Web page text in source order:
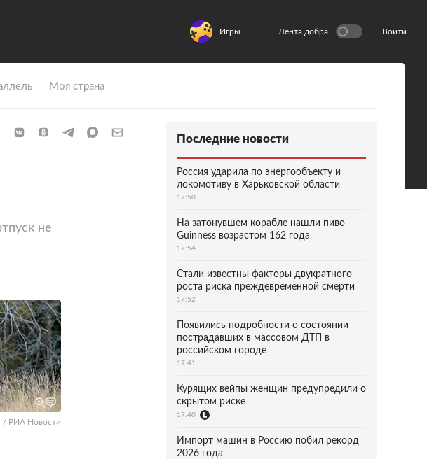
Игры Лента добра Войти
Моя страна
не
/ РИА Новости
Последние новости
Россия ударила по энергообъекту и
локомотиву в Харьковской области
17:50
На затонувшем корабле нашли пиво
Guinness возрастом 162 года
17:54
Стали известны факторы двукратного
роста риска преждевременной смерти
17:52
Появились подробности о состоянии
пострадавших в массовом ДТП в
российском городе
17:41
Курящих вейпы женщин предупредили о
скрытом риске
17:40
Импорт машин в Россию побил рекорд
2026 года